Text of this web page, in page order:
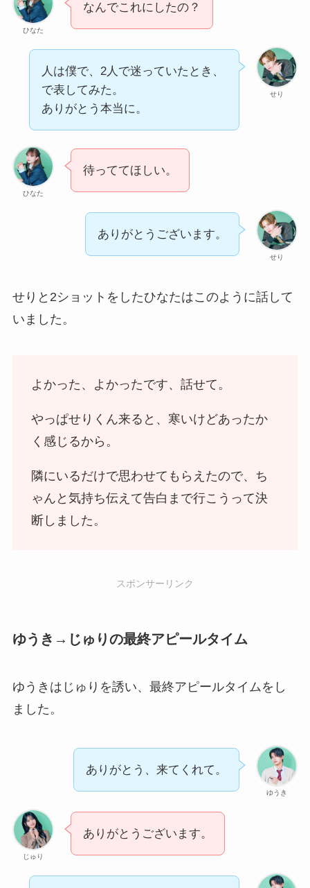
ひなた
なんでこれにしたの？
せり
人は僕で、2人で迷っていたとき、
で表してみた。
ありがとう本当に。
ひなた
待っててほしい。
せり
ありがとうございます。
せりと2ショットをしたひなたはこのように話して
いました。
よかった、よかったです、話せて。
やっぱせりくん来ると、寒いけどあったか
く感じるから。
隣にいるだけで思わせてもらえたので、ち
ゃんと気持ち伝えて告白まで行こうって決
断しました。
スポンサーリンク
ゆうき→じゅりの最終アピールタイム
ゆうきはじゅりを誘い、最終アピールタイムをし
ました。
ゆうき
ありがとう、来てくれて。
じゅり
ありがとうございます。